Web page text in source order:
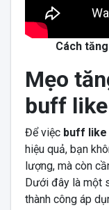
Cách
Mẹo
buff
Để việc buff
hiệu quả, bạn
lượng, mà còn
Dưới đây là một
thành công áp